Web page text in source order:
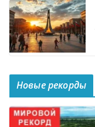
Новые рекорды